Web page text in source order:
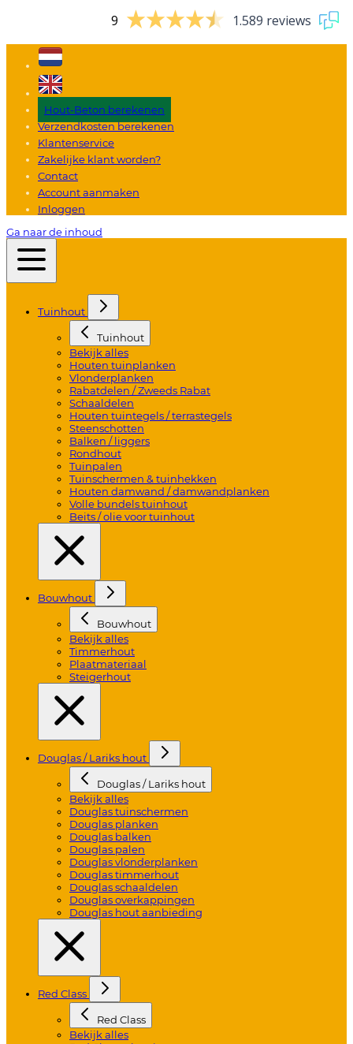
9 1.589 reviews
Hout-Beton berekenen
Verzendkosten berekenen
Klantenservice
Zakelijke klant worden?
Contact
Account aanmaken
Inloggen
Ga naar de inhoud
Tuinhout
Tuinhout
Bekijk alles
Houten tuinplanken
Vlonderplanken
Rabatdelen / Zweeds Rabat
Schaaldelen
Houten tuintegels / terrastegels
Steenschotten
Balken / liggers
Rondhout
Tuinpalen
Tuinschermen & tuinhekken
Houten damwand / damwandplanken
Volle bundels tuinhout
Beits / olie voor tuinhout
Bouwhout
Bouwhout
Bekijk alles
Timmerhout
Plaatmateriaal
Steigerhout
Douglas / Lariks hout
Douglas / Lariks hout
Bekijk alles
Douglas tuinschermen
Douglas planken
Douglas balken
Douglas palen
Douglas vlonderplanken
Douglas timmerhout
Douglas schaaldelen
Douglas overkappingen
Douglas hout aanbieding
Red Class
Red Class
Bekijk alles